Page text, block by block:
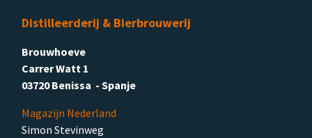
Distilleerderij & Bierbrouwerij
Brouwhoeve
Carrer Watt 1
03720 Benissa - Spanje
Magazijn Nederland
Simon Stevinweg